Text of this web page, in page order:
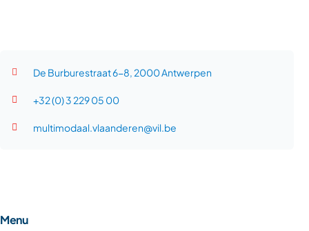
De Burburestraat 6-8, 2000 Antwerpen
+32 (0) 3 229 05 00
multimodaal.vlaanderen@vil.be
Menu